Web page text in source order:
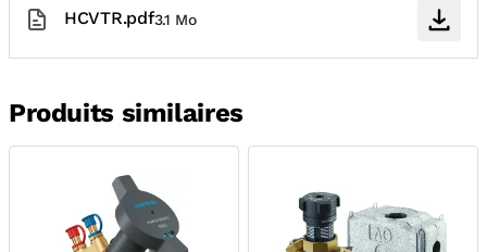
HCVTR.pdf3.1 Mo
Produits similaires